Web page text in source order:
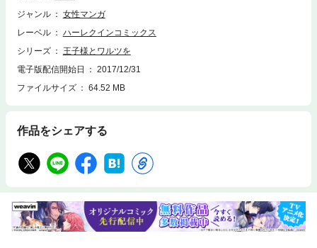
ジャンル
女性マンガ
レーベル
ハーレクインコミックス
シリーズ
王子様とワルツを
電子版配信開始日
2017/12/31
ファイルサイズ
64.52 MB
作品をシェアする